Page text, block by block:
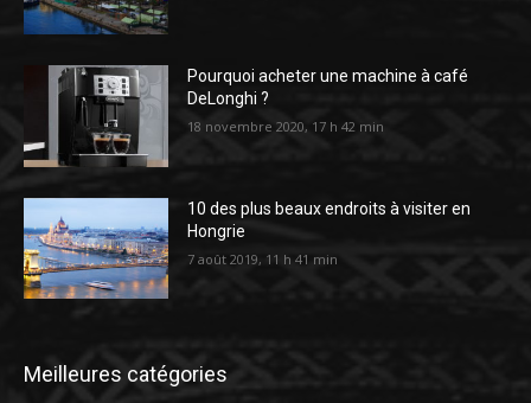
Pourquoi acheter une machine à café
DeLonghi ?
18 novembre 2020, 17 h 42 min
10 des plus beaux endroits à visiter en
Hongrie
7 août 2019, 11 h 41 min
Meilleures catégories